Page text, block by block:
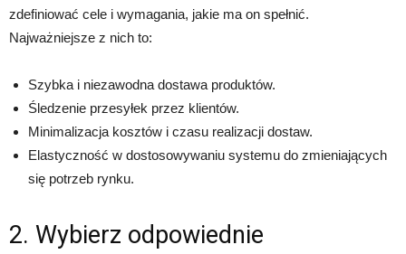
zdefiniować cele i wymagania, jakie ma on spełnić.
Najważniejsze z nich to:
Szybka i niezawodna dostawa produktów.
Śledzenie przesyłek przez klientów.
Minimalizacja kosztów i czasu realizacji dostaw.
Elastyczność w dostosowywaniu systemu do zmieniających
się potrzeb rynku.
2. Wybierz odpowiednie